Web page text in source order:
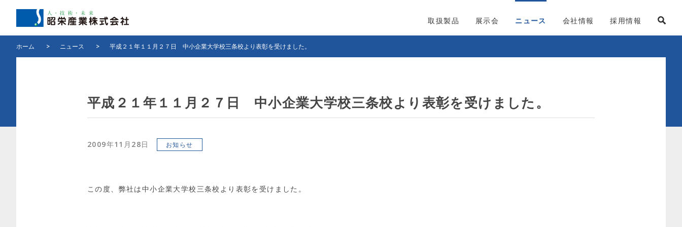
取扱製品 展示会 ニュース 会社情報 採用情報
ホーム > ニュース > 平成２１年１１月２７日 中小企業大学校三条校より表彰を受けました。
平成２１年１１月２７日 中小企業大学校三条校より表彰を受けました。
2009年11月28日 お知らせ
この度、弊社は中小企業大学校三条校より表彰を受けました。